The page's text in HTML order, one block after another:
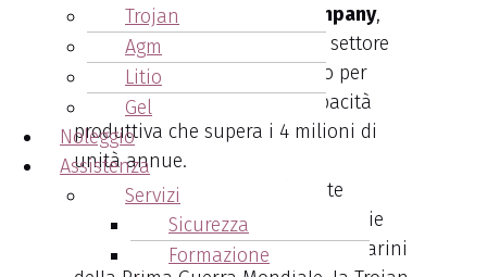
Trojan
Agm
Litio
Gel
Noleggio
Assistenza
Servizi
Sicurezza
Formazione
rinomataTrojan Battery Company,
sono una scelta primaria nel settore
delle batterie a ciclo profondo per
trazione leggera, con una capacità
produttiva che supera i 4 milioni di
unità annue.
Fondata nel 1925
, inizialmente
dedicata alla produzione di batterie
per strumenti di bordo dei sottomarini